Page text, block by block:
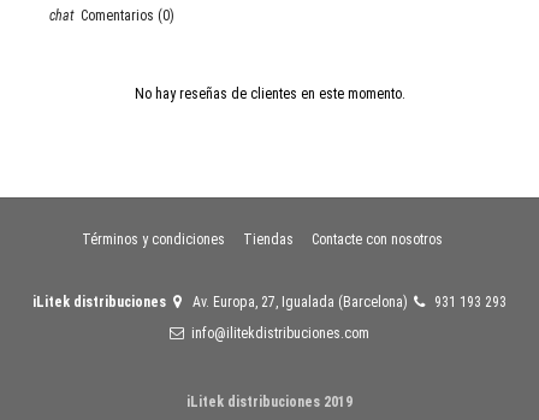
Comentarios (0)
No hay reseñas de clientes en este momento.
Términos y condiciones Tiendas Contacte con nosotros
iLitek distribuciones Av. Europa, 27, Igualada (Barcelona)
931 193 293
info@ilitekdistribuciones.com
iLitek distribuciones 2019